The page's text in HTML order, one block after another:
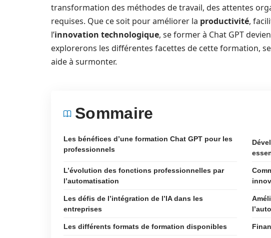
transformation des méthodes de travail, des attentes
requises. Que ce soit pour améliorer la productivité,
l’innovation technologique, se former à Chat GPT
explorerons les différentes facettes de cette formation,
aide à surmonter.
Sommaire
Les bénéfices d’une formation Chat GPT pour les
professionnels
L’évolution des fonctions professionnelles par
l’automatisation
Les défis de l’intégration de l’IA dans les
entreprises
Les différents formats de formation disponibles